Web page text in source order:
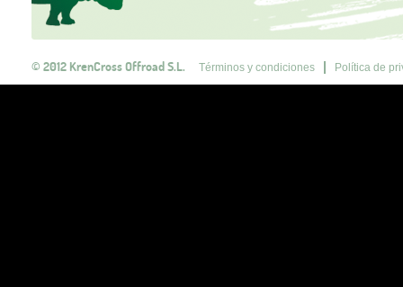
© 2012 KrenCross Offroad S.L. Términos y condiciones Política de